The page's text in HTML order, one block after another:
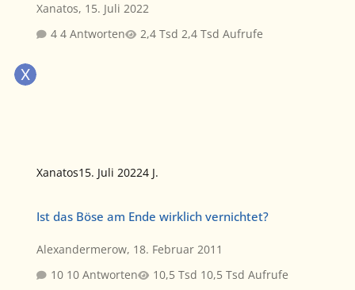
Xanatos, 15. Juli 2022
4 Antworten
2,4 Tsd Aufrufe
Xanatos15. Juli 20224 J.
Ist das Böse am Ende wirklich vernichtet?
Alexandermerow, 18. Februar 2011
10 Antworten
10,5 Tsd Aufrufe